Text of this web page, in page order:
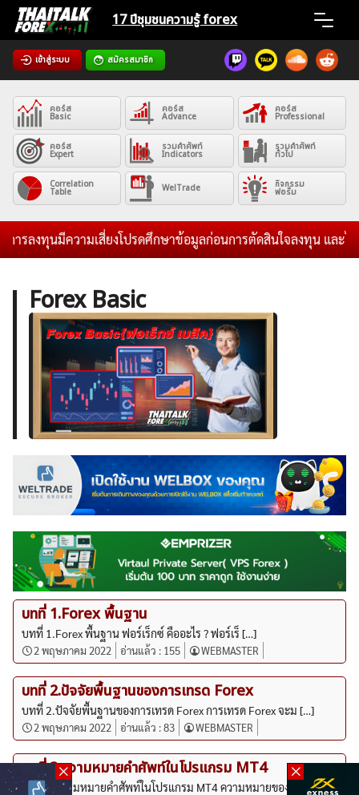
Skip
content
17 ปีชุมชนความรู้ forex
เข้าสู่ระบบ สมัครสมาชิก
Home
News
Articles
VPS Register
สำหรับ:
คอร์ส
Basic
คอร์ส
Advance
คอร์ส
Professional
คอร์ส
Expert
รวมคำศัพท์
Indicators
รวมคำศัพท์
ทั่วไป
Correlation
Table WelTrade กิจกรรม
ฟอรั่ม
รลงทุนมีความเสี่ยงโปรดศึกษาข้อมูลก่อนการตัดสินใจลงทุน และไม่
Forex Basic
บทที่ 1.Forex พื้นฐาน
บทที่ 1.Forex พื้นฐาน ฟอร์เร็กซ์ คืออะไร ? ฟอร์เร็ […]
2 พฤษภาคม 2022 อ่านแล้ว : 155 WEBMASTER
บทที่ 2.ปัจจัยพื้นฐานของการเทรด Forex
บทที่ 2.ปัจจัยพื้นฐานของการเทรด Forex การเทรด Forex จะม […]
2 พฤษภาคม 2022 อ่านแล้ว :83 WEBMASTER
บทที่ 3.ความหมายคำศัพท์ในโปรแกรม MT4
บทที่ 3.ความหมายคำศัพท์ในโปรแกรม MT4 ความหมายของศัพท์ใน